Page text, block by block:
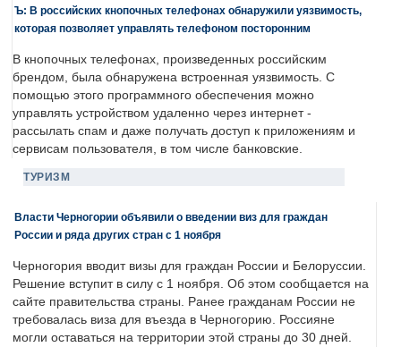
Ъ: В российских кнопочных телефонах обнаружили уязвимость,
которая позволяет управлять телефоном посторонним
В кнопочных телефонах, произведенных российским
брендом, была обнаружена встроенная уязвимость. С
помощью этого программного обеспечения можно
управлять устройством удаленно через интернет -
рассылать спам и даже получать доступ к приложениям и
сервисам пользователя, в том числе банковские.
ТУРИЗМ
Власти Черногории объявили о введении виз для граждан
России и ряда других стран с 1 ноября
Черногория вводит визы для граждан России и Белоруссии.
Решение вступит в силу с 1 ноября. Об этом сообщается на
сайте правительства страны. Ранее гражданам России не
требовалась виза для въезда в Черногорию. Россияне
могли оставаться на территории этой страны до 30 дней.